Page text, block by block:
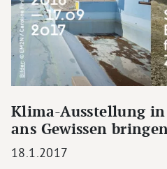
Klima-Ausstellung
ans Gewissen
18.1.2017